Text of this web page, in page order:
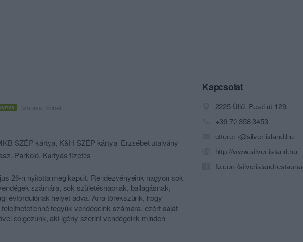
Mutass többet
SZÉP kártya, K&H SZÉP kártya, Erzsébet utalvány
Parkoló, Kártyás fizetés
26-n nyitotta meg kapuit. Rendezvényeink nagyon sok
számára, sok születésnapnak, ballagásnak,
évfordulónak helyet adva. Arra törekszünk, hogy
tegyük vendégeink számára, ezért saját
dolgozunk, aki igény szerint vendégeink minden
teljesíteni. Vállaljuk esküvők, születésnapok,
Kapcsolat
2225 Üllő, Pesti út 129.
+36 70 358 3453
etterem@silver-island.hu
http://www.silver-island.hu